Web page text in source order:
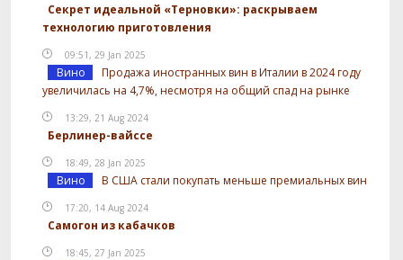
Секрет идеальной «Терновки»: раскрываем
технологию приготовления
09:51, 29 Jan 2025
Вино
Продажа иностранных вин в Италии в 2024 году
увеличилась на 4,7%, несмотря на общий спад на рынке
13:29, 21 Aug 2024
Берлинер-вайссе
18:49, 28 Jan 2025
Вино В США стали покупать меньше премиальных вин
17:20, 14 Aug 2024
Самогон из кабачков
18:45, 27 Jan 2025